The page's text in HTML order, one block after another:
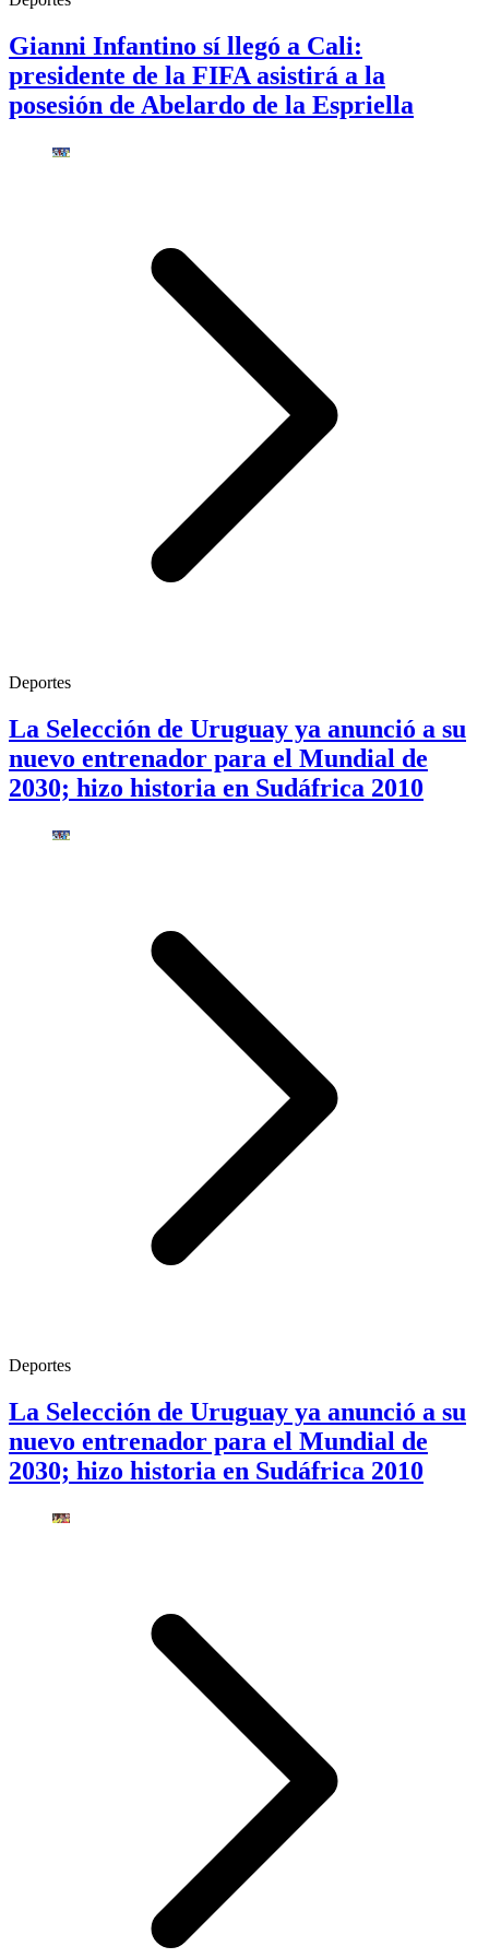
Gianni Infantino sí llegó a Cali:
presidente de la FIFA asistirá a la
posesión de Abelardo de la Espriella
Deportes
La Selección de Uruguay ya anunció a su
nuevo entrenador para el Mundial de
2030; hizo historia en Sudáfrica 2010
Deportes
La Selección de Uruguay ya anunció a su
nuevo entrenador para el Mundial de
2030; hizo historia en Sudáfrica 2010